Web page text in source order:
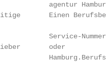
agentur
Einen
Service-
lieber       oder